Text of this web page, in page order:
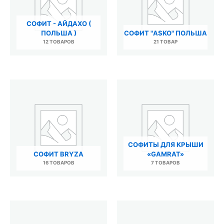
СОФИТ - АЙДАХО (
ПОЛЬША )
12 ТОВАРОВ
СОФИТ "ASKO" ПОЛЬША
21 ТОВАР
СОФИТ BRYZA
16 ТОВАРОВ
СОФИТЫ ДЛЯ КРЫШИ
«GAMRAT»
7 ТОВАРОВ